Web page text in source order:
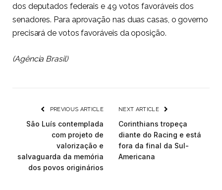
dos deputados federais e 49 votos favoráveis dos
senadores. Para aprovação nas duas casas, o governo
precisará de votos favoráveis da oposição.
(Agência Brasil)
PREVIOUS ARTICLE
São Luís contemplada
com projeto de
valorização e
salvaguarda da memória
dos povos originários
NEXT ARTICLE
Corinthians tropeça
diante do Racing e está
fora da final da Sul-
Americana